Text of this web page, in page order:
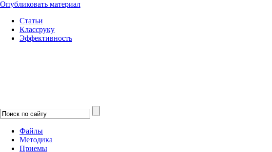
Опубликовать материал
Статьи
Классруку
Эффективность
Файлы
Методика
Приемы